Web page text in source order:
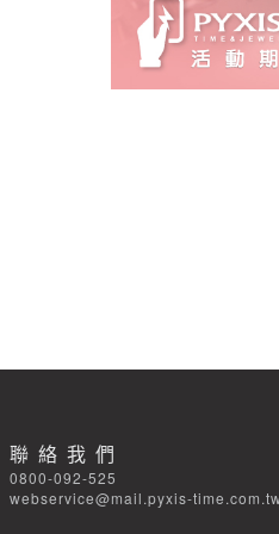
聯絡我們
0800-092-525
webservice@mail.pyxis-